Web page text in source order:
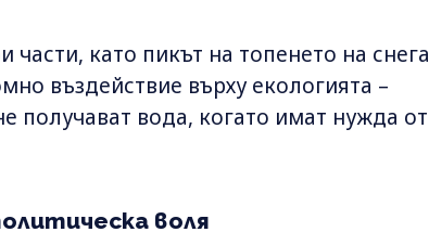
части, като пикът на топенето на снега
въздействие върху екологията –
получават вода, когато имат нужда от
воля